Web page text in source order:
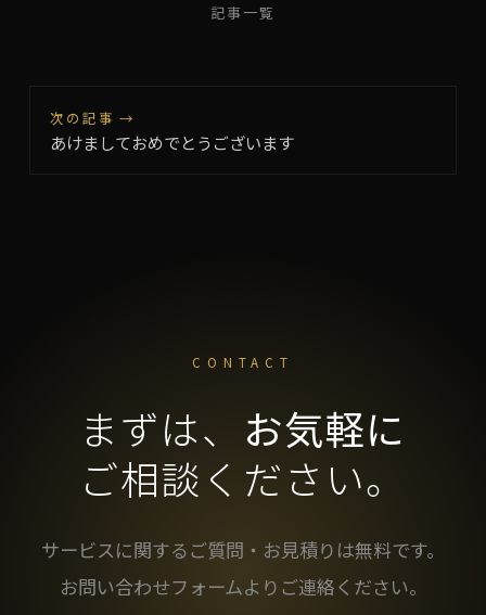
記事一覧
次の記事 →
あけましておめでとうございます
CONTACT
まずは、 お気軽に
ご相談ください。
サービスに関するご質問・お見積りは無料です。
お問い合わせフォームよりご連絡ください。